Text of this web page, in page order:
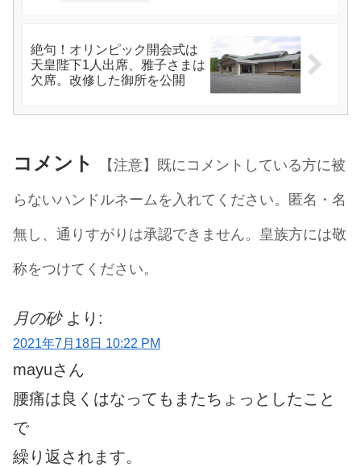
絶句！オリンピック開会式は
天皇陛下1人出席、雅子さまは
欠席。改修した御所を公開
コメント
【注意】既にコメントしている方に被
らないハンドルネームを入れてください。匿名・名
無し、通りすがりは承認できません。皇族方には敬
称をつけてください。
月の砂 より:
2021年7月18日 10:22 PM
mayuさん
腰痛は良くはなってもまたちょっとしたこと
で
繰り返されます。